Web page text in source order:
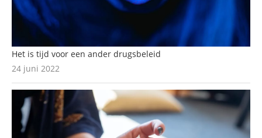
Het is tijd voor een ander drugsbeleid
24 juni 2022